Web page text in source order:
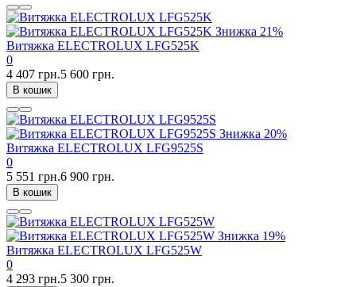
Знижка 21%
Витяжка ELECTROLUX LFG525K
0
4 407 грн.5 600 грн.
В кошик
Знижка 20%
Витяжка ELECTROLUX LFG9525S
0
5 551 грн.6 900 грн.
В кошик
Знижка 19%
Витяжка ELECTROLUX LFG525W
0
4 293 грн.5 300 грн.